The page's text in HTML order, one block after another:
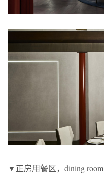
▼正房用餐区，dining room